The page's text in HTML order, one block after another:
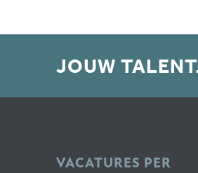
JOUW
VACATURES PER